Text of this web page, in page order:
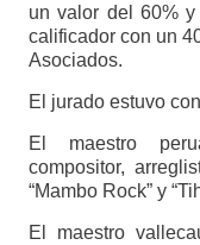
un valor del 60%
calificador con un
Asociados.
El jurado estuvo
El maestro
compositor,
“Mambo Rock” y
El maestro